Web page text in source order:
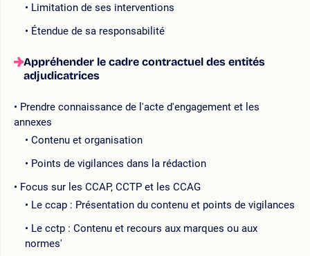
Limitation de ses interventions
Étendue de sa responsabilité
Appréhender le cadre contractuel des entités
adjudicatrices
Prendre connaissance de l'acte d'engagement et les
annexes
Contenu et organisation
Points de vigilances dans la rédaction
Focus sur les CCAP, CCTP et les CCAG
Le ccap : Présentation du contenu et points de vigilances
Le cctp : Contenu et recours aux marques ou aux
normes'